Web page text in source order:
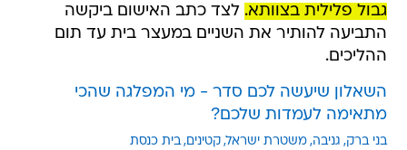
גבול פלילית בצוותא. לצד כתב האישום ביקשה
התביעה להותיר את השניים במעצר בית עד תום
ההליכים.
השאלון שיעשה לכם סדר - מי המפלגה שהכי
מתאימה לעמדות שלכם?
בני ברק גניבה משטרת ישראל קטינים בית כנסת